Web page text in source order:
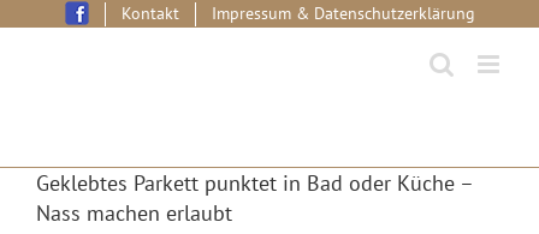
Kontakt Impressum & Datenschutzerklärung
Geklebtes Parkett punktet in Bad oder Küche –
Nass machen erlaubt